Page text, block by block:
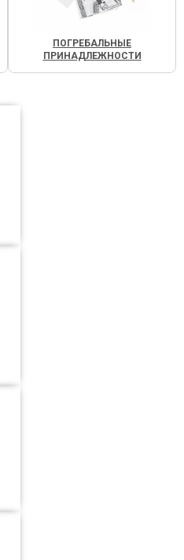
ПОГРЕБАЛЬНЫЕ
ПРИНАДЛЕЖНОСТИ